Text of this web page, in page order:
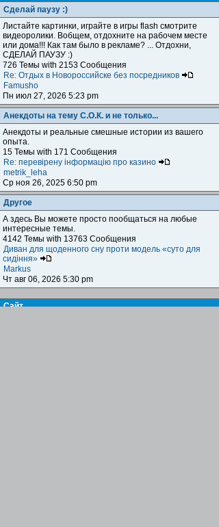
Сделай паузу :)
Листайте картинки, играйте в игры flash смотрите
видеоролики. Вобщем, отдохните на рабочем месте
или дома!!! Как там было в рекламе? ... Отдохни,
СДЕЛАЙ ПАУЗУ :)
726 Темы with 2153 Сообщения
Re: Отдых в Новороссийске без посредников
Famusho
Пн июл 27, 2026 5:23 pm
Анекдоты на тему С.О.К. и не только...
Анекдоты и реальные смешные истории из вашего
опыта.
15 Темы with 171 Сообщения
Re: перевірену інформацію про казино
metrik_leha
Ср ноя 26, 2025 6:50 pm
Другое
А здесь Вы можете просто пообщаться на любые
интересные темы.
4142 Темы with 13763 Сообщения
Диван для щоденного сну проти модель «суто для
сидіння»
Markus
Чт авг 06, 2026 5:30 pm
Сайт